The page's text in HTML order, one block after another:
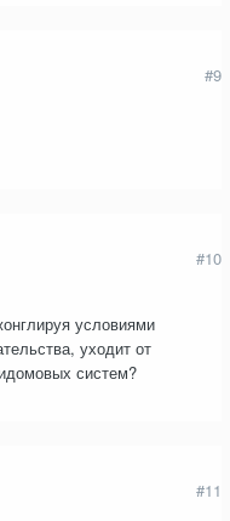
#9
#10
условиями
уходит от
систем?
#11